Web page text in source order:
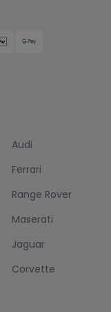
Audi
Ferrari
Range Rover
Maserati
Jaguar
Corvette